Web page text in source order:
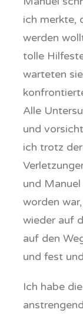
ich merkte,
werden
tolle
warteten
Alle
und
ich trotz
und
worden
wieder auf
auf den
und fest
Ich habe